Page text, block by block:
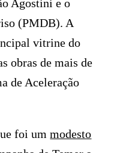
Agostini e o
(PMDB). A
vitrine do
obras de mais de
de Aceleração
foi ummodesto